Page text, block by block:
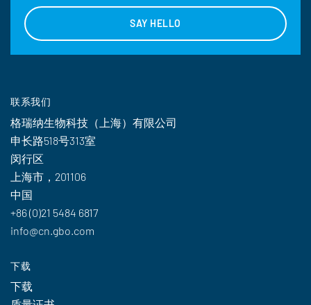
SAY HELLO
联系我们
格瑞纳生物科技（上海）有限公司
申长路518号313室
闵行区
上海市，201106
中国
+86 (0)21 5484 6817
info@cn.gbo.com
下载
下载